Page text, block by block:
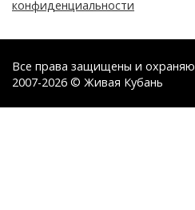
конфиденциальности
Все права защищены и
2007-2026 © Живая Кубань